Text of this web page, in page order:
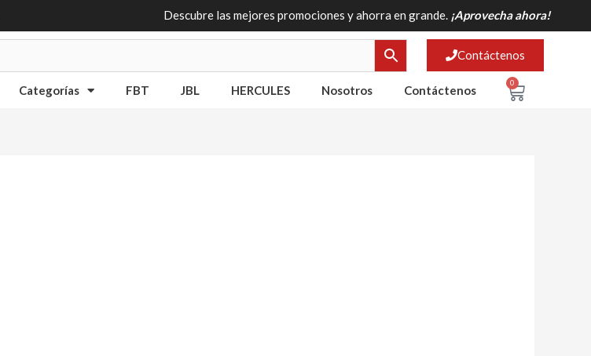
Descubre las mejores promociones y ahorra en grande. ¡Aprovecha ahora!
Contáctenos
Categorías FBT JBL HERCULES Nosotros Contáctenos
0 Cart